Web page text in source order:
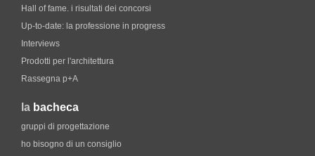
Hall of fame. i risultati dei concorsi
Up-to-date: la professione in progress
Interviews
Prodotti per l'architettura
Rassegna p+A
la bacheca
gruppi di progettazione
ho bisogno di un consiglio